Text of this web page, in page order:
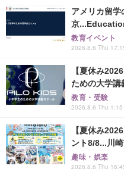
アメリカ留
京
教育イベント
2026.8.6 Thu
【夏休み
ための大学講
教育・受験
2026.8.6 Thu 1:15
【夏休み
ント8/8...川
趣味・娯楽
2026.8.6 Thu